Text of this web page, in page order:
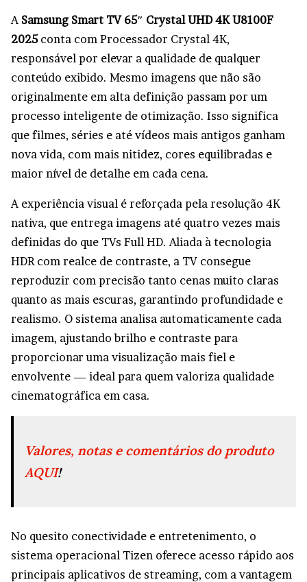
A Samsung Smart TV 65″ Crystal UHD 4K U8100F
2025conta com Processador Crystal 4K,
responsável por elevar a qualidade de qualquer
conteúdo exibido. Mesmo imagens que não são
originalmente em alta definição passam por um
processo inteligente de otimização. Isso significa
que filmes, séries e até vídeos mais antigos ganham
nova vida, com mais nitidez, cores equilibradas e
maior nível de detalhe em cada cena.
A experiência visual é reforçada pela resolução 4K
nativa, que entrega imagens até quatro vezes mais
definidas do que TVs Full HD. Aliada à tecnologia
HDR com realce de contraste, a TV consegue
reproduzir com precisão tanto cenas muito claras
quanto as mais escuras, garantindo profundidade e
realismo. O sistema analisa automaticamente cada
imagem, ajustando brilho e contraste para
proporcionar uma visualização mais fiel e
envolvente — ideal para quem valoriza qualidade
cinematográfica em casa.
Valores, notas e comentários do produto
AQUI!
No quesito conectividade e entretenimento, o
sistema operacional Tizen oferece acesso rápido aos
principais aplicativos de streaming, com a vantagem